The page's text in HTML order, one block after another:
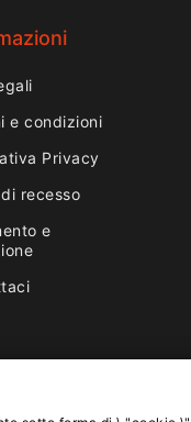
e condizioni
Privacy
recesso
e